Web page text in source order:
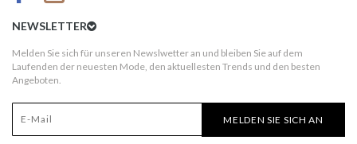
Kundeninformationen
Widerruf
NEWSLETTER
Melden Sie sich für unseren Newslwetter an und bleiben Sie auf dem
Laufenden der neuesten Mode, den aktuellesten Trends und den besten
Angeboten.
MELDEN SIE SICH AN